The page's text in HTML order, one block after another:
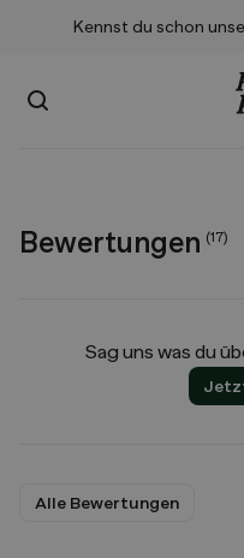
Kennst du schon
Suchen
Bewertungen (17)
Sag uns was du
Alle Bewertungen